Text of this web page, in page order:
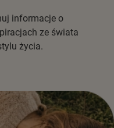
informacje o
ze świata
życia.